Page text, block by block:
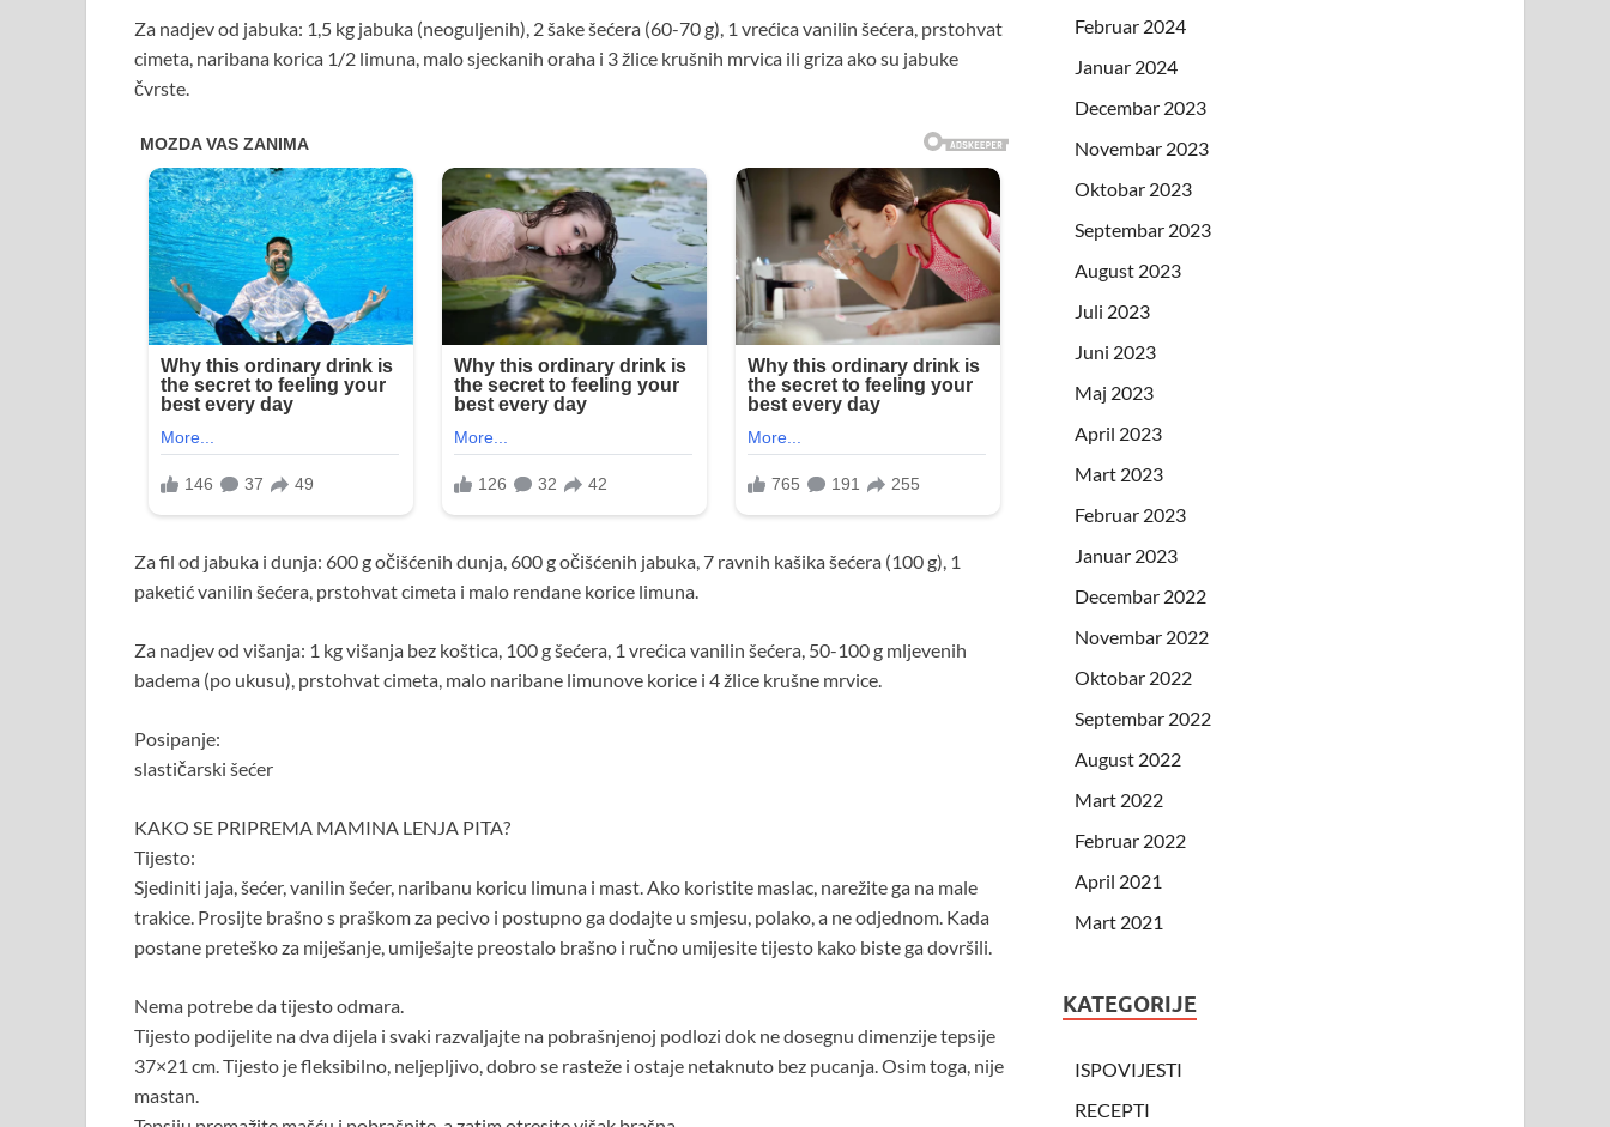
Za nadjev od jabuka: 1,5 kg jabuka (neoguljenih), 2 šake šećera (60-70 g), 1 vrećica vanilin šećera, prstohvat
cimeta, naribana korica 1/2 limuna, malo sjeckanih oraha i 3 žlice krušnih mrvica ili griza ako su jabuke
čvrste.
Za fil od jabuka i dunja: 600 g očišćenih dunja, 600 g očišćenih jabuka, 7 ravnih kašika šećera (100 g), 1
paketić vanilin šećera, prstohvat cimeta i malo rendane korice limuna.
Za nadjev od višanja: 1 kg višanja bez koštica, 100 g šećera, 1 vrećica vanilin šećera, 50-100 g mljevenih
badema (po ukusu), prstohvat cimeta, malo naribane limunove korice i 4 žlice krušne mrvice.
Posipanje:
slastičarski šećer
KAKO SE PRIPREMA MAMINA LENJA PITA?
Tijesto:
Sjediniti jaja, šećer, vanilin šećer, naribanu koricu limuna i mast. Ako koristite maslac, narežite ga na male
trakice. Prosijte brašno s praškom za pecivo i postupno ga dodajte u smjesu, polako, a ne odjednom. Kada
postane preteško za miješanje, umiješajte preostalo brašno i ručno umijesite tijesto kako biste ga dovršili.
Nema potrebe da tijesto odmara.
Tijesto podijelite na dva dijela i svaki razvaljajte na pobrašnjenoj podlozi dok ne dosegnu dimenzije tepsije
37×21 cm. Tijesto je fleksibilno, neljepljivo, dobro se rasteže i ostaje netaknuto bez pucanja. Osim toga, nije
mastan.
Februar 2024
Januar 2024
Decembar 2023
Novembar 2023
Oktobar 2023
Septembar 2023
August 2023
Juli 2023
Juni 2023
Maj 2023
April 2023
Mart 2023
Februar 2023
Januar 2023
Decembar 2022
Novembar 2022
Oktobar 2022
Septembar 2022
August 2022
Mart 2022
Februar 2022
April 2021
Mart 2021
KATEGORIJE
ISPOVIJESTI
RECEPTI